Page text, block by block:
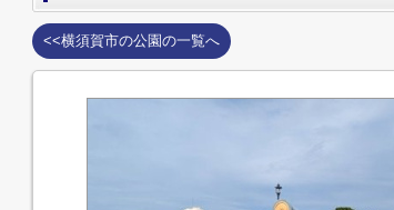
<<横須賀市の公園の一覧へ